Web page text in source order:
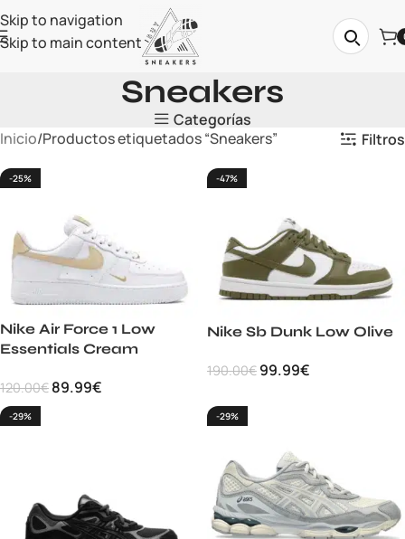
Skip to navigation
Skip to main content
Sneakers
Categorías
Inicio Productos etiquetados “Sneakers” Filtros
-25%
Nike Air Force 1 Low
Essentials Cream
120.00€ 89.99€
-47%
Nike Sb Dunk Low Olive
190.00€ 99.99€
-29% -29%